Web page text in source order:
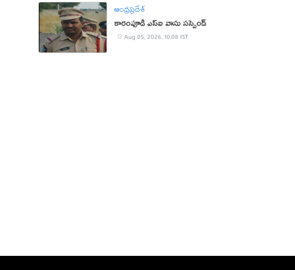
ఆంధ్రప్రదేశ్
కారంపూడి ఎస్ఐ వాసు స‌స్పెండ్‌
Aug 05, 2026, 10:08 IST